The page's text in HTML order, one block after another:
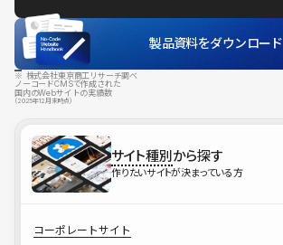
製品資料をダウンロード
※ 株式会社東京商工リサーチ調べ
ノーコードCMSで作成された
国内のWebサイトの実績数
（2025年12月末時点）
サイト種別から探す
作りたいサイトが決まっている方
コーポレートサイト